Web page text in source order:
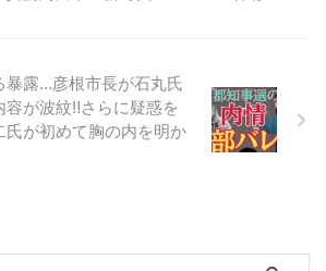
暴露…彦根市長が石丸氏
容が波紋‼︎さらに疑惑を
氏が初めて胸の内を明か